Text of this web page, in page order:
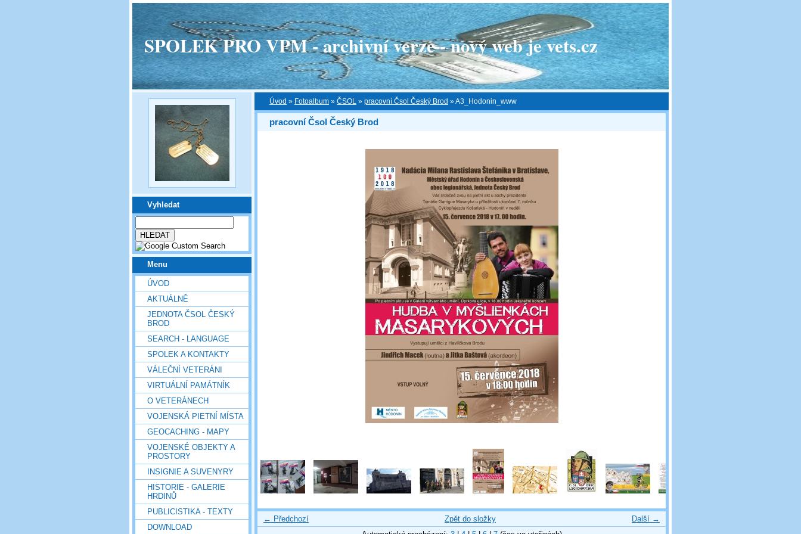
SPOLEK PRO VPM - archivní verze - nový web je vets.cz
Vyhledat
Menu
ÚVOD
AKTUÁLNĚ
JEDNOTA ČSOL ČESKÝ
BROD
SEARCH - LANGUAGE
SPOLEK A KONTAKTY
VÁLEČNÍ VETERÁNI
VIRTUÁLNÍ PAMÁTNÍK
O VETERÁNECH
VOJENSKÁ PIETNÍ MÍSTA
GEOCACHING - MAPY
VOJENSKÉ OBJEKTY A
PROSTORY
INSIGNIE A SUVENYRY
HISTORIE - GALERIE
HRDINŮ
PUBLICISTIKA - TEXTY
DOWNLOAD
Úvod » Fotoalbum » ČSOL » pracovní Čsol Český Brod »A3_Hodonin_www
pracovní Čsol Český Brod
← Předchozí Další →
Zpět do složky